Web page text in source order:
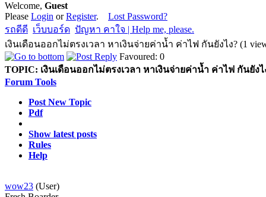
Welcome, Guest
Please Login orRegister. Lost Password?
รถดีดี เว็บบอร์ด ปัญหา คาใจ | Help me, please.
เงินเดือนออกไม่ตรงเวลา หาเงินจ่ายค่าน้ำ ค่าไฟ กันยังไง? (1
Favoured: 0
TOPIC: เงินเดือนออกไม่ตรงเวลา หาเงินจ่ายค่าน้ำ ค่าไฟ กันยังไ
Forum Tools
Post New Topic
Pdf
Show latest posts
Rules
Help
wow23 (User)